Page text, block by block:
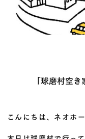
「球磨村空
こんにちは、ネオホー